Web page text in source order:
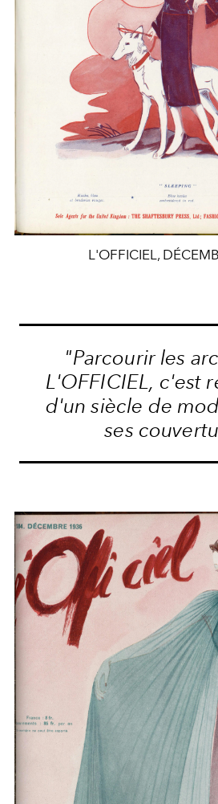
L'OFFICIEL,
"Parcourir les
L'OFFICIEL, c'est
d'un siècle de
ses